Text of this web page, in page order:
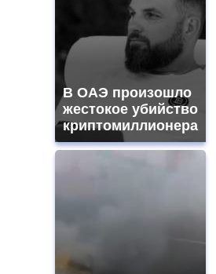
В ОАЭ произошло
жестокое убийство
криптомиллионера